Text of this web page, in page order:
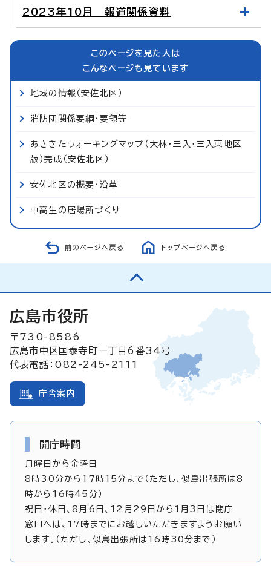
2023年10月 報道関係資料
このページを見た人は
こんなページも見ています
地域の情報（安佐北区）
消防団関係要綱・要領等
あさきたウォーキングマップ（大林・三入・三入東地区
版）完成（安佐北区）
安佐北区の概要・沿革
中高生の居場所づくり
前のページへ戻る トップページへ戻る
広島市役所
〒730-8586
広島市中区国泰寺町一丁目6番34号
代表電話：082-245-2111
庁舎案内
開庁時間
月曜日から金曜日
8時30分から17時15分まで（ただし、似島出張所は8
時から16時45分）
祝日・休日、8月6日、12月29日から1月3日は閉庁
窓口へは、17時までにお越しいただきますようお願い
します。（ただし、似島出張所は16時30分まで）